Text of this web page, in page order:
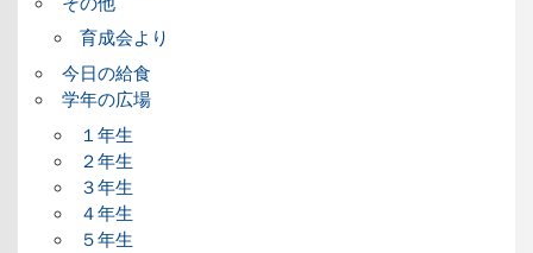
育成会より
今日の給食
学年の広場
１年生
２年生
３年生
４年生
５年生